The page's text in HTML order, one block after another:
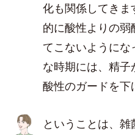
化も関係してきま
的に酸性よりの
てこないように
な時期には、精
酸性のガードを下
ということは、